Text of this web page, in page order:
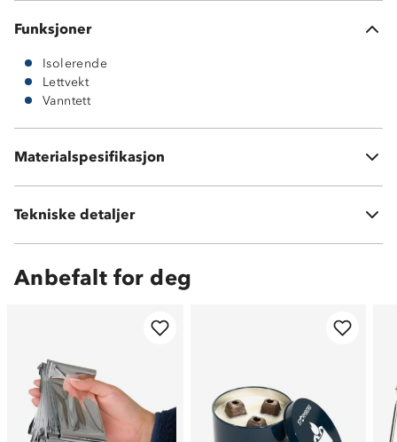
Funksjoner
Isolerende
Lettvekt
Vanntett
Materialspesifikasjon
Vattering: EVA
Tekniske detaljer
Vekt:421 gram
Anbefalt for deg